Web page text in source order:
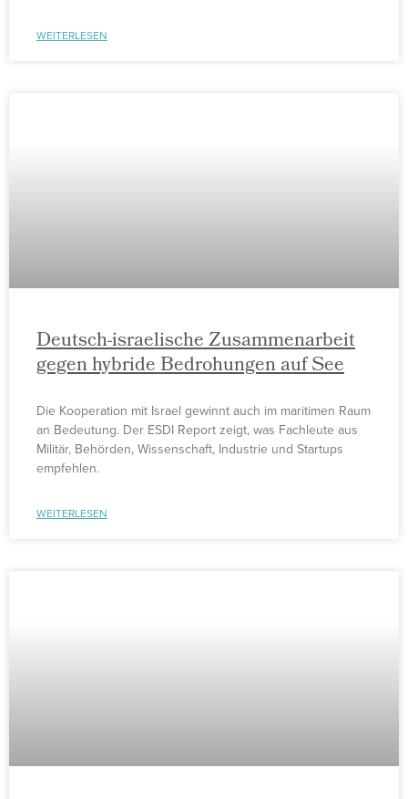
WEITERLESEN
Deutsch-israelische Zusammenarbeit
gegen hybride Bedrohungen auf See
Die Kooperation mit Israel gewinnt auch im maritimen Raum
an Bedeutung. Der ESDI Report zeigt, was Fachleute aus
Militär, Behörden, Wissenschaft, Industrie und Startups
empfehlen.
WEITERLESEN